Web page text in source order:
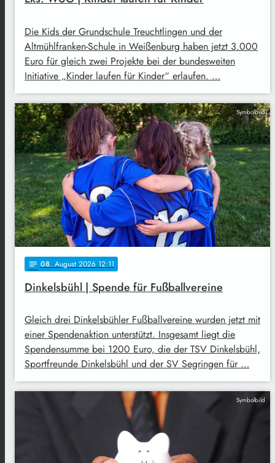
Die Kids der Grundschule Treuchtlingen und der
Altmühlfranken-Schule in Weißenburg haben jetzt 3.000
Euro für gleich zwei Projekte bei der bundesweiten
Initiative „Kinder laufen für Kinder“ erlaufen. …
Symbolbild
notes 08. August 2026 12:11
Dinkelsbühl | Spende für Fußballvereine
Gleich drei Dinkelsbühler Fußballvereine wurden jetzt mit
einer Spendenaktion unterstützt. Insgesamt liegt die
Spendensumme bei 1200 Euro, die der TSV Dinkelsbühl,
Sportfreunde Dinkelsbühl und der SV Segringen für …
Symbolbild